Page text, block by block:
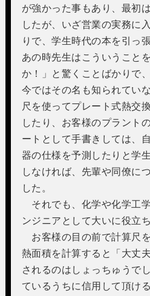
が強かった事もあり、最初
したが、いざ営業の実務に
りで、学生時代の本を引っ
あの時先生はこういうこと
か！」と驚くことばかりで
今ではその名も知られてい
尺を使ってプレート式熱交
したり、お客様のプラント
ートとして手書きしては、
器の仕様を予測したりと学
しなければ、先輩や同僚に
した。
それでも、化学や化学工
ンジニアとして大いに役立
お客様の目の前で計算尺
熱面積を計算すると「大丈
されるのはしょっちゅうで
ているうちに信用して頂け